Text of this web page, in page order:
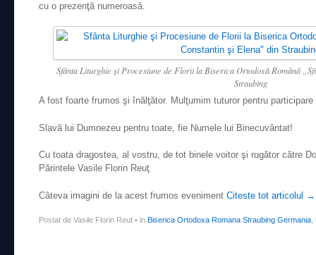
cu o prezenţă numeroasă.
Sfânta Liturghie şi Procesiune de Florii la Biserica Ortodoxă Română
Straubing
A fost foarte frumos şi înălţător. Mulţumim tuturor pentru
Slavă lui Dumnezeu pentru toate, fie Numele lui Binecuvântat!
Cu toata dragostea, al vostru, de tot binele voitor şi rugător către
Părintele Vasile Florin Reuţ
Câteva imagini de la acest frumos eveniment Citeste tot articolul →
Postat de Vasile Florin Reut • in Biserica Ortodoxa Romana Straubing Germania